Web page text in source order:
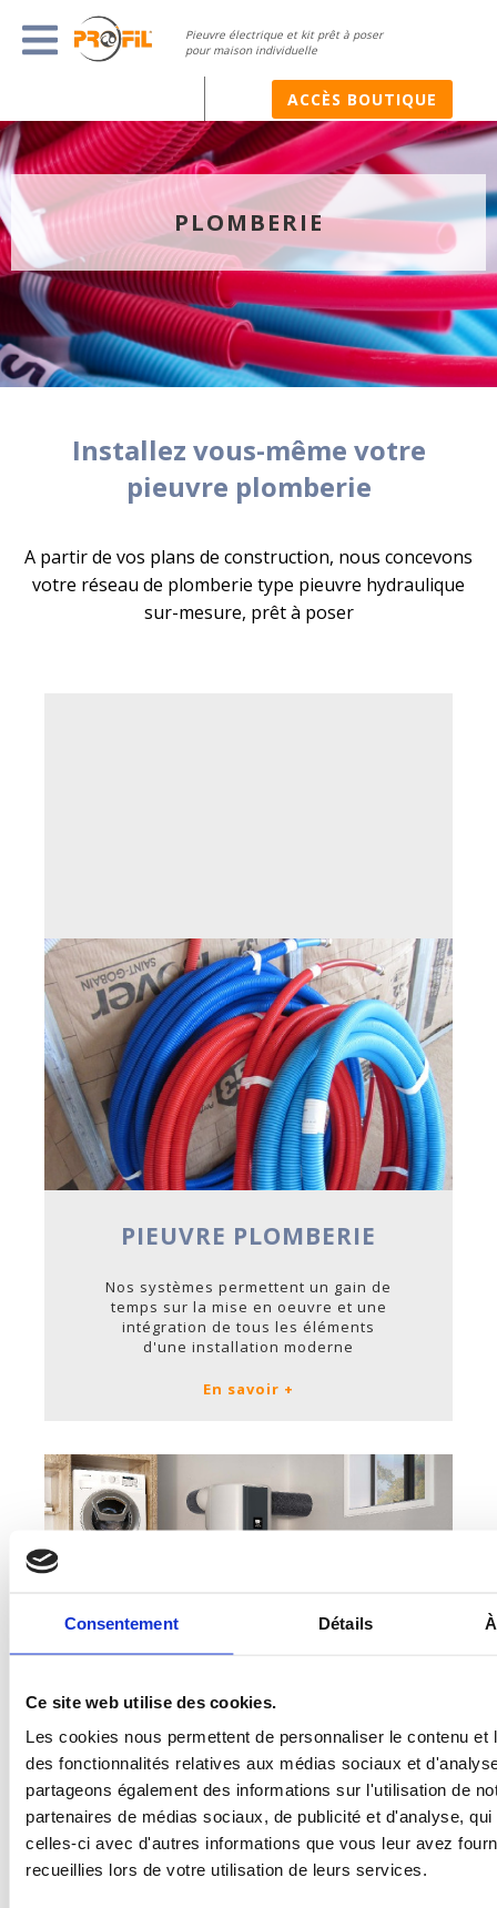
Consentement Détails
Ce site web utilise des cookies.
Les cookies nous permettent de personnaliser le contenu et
des fonctionnalités relatives aux médias sociaux et
partageons également des informations sur l'utilisation de
partenaires de médias sociaux, de publicité et d'analyse,
celles-ci avec d'autres informations que vous leur avez
recueillies lors de votre utilisation de leurs services.
Pieuvre électrique et kit prêt à poser
pour maison individuelle
ACCÈS BOUTIQUE
PLOMBERIE
Installez vous-même votre
pieuvre plomberie
A partir de vos plans de construction, nous concevons
votre réseau de plomberie type pieuvre hydraulique
sur-mesure, prêt à poser
PIEUVRE PLOMBERIE
Nos systèmes permettent un gain de
temps sur la mise en oeuvre et une
intégration de tous les éléments
d'une installation moderne
En savoir +
CHAUFFE-EAU
THERMODYNAMIQUE
Chauffe-eau thermodynamique sur air
ambiant ou sur air extérieur.